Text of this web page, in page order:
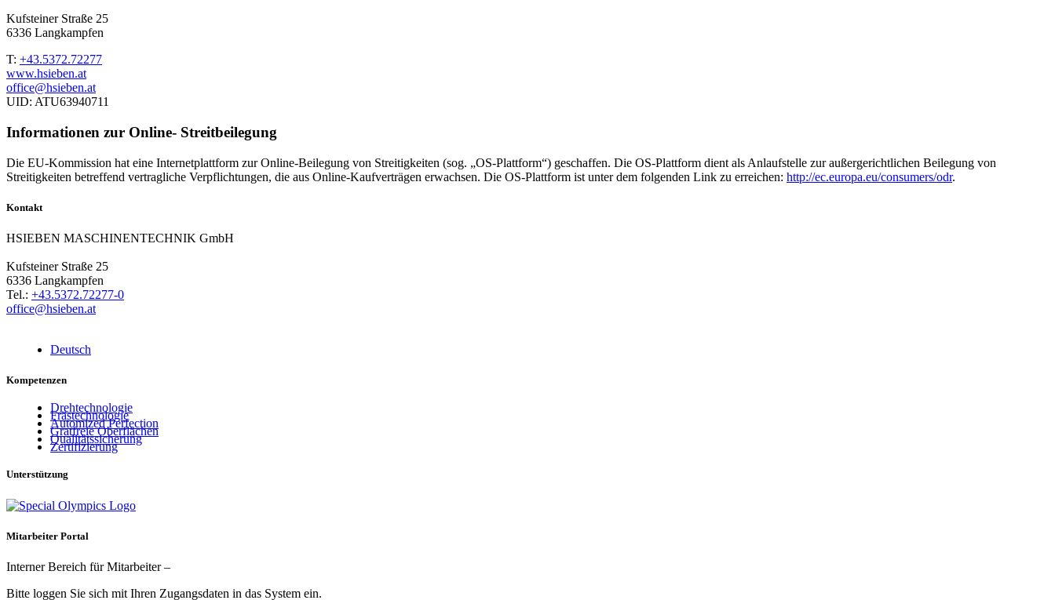
Kufsteiner Straße 25
6336 Langkampfen
T: +43.5372.72277
www.hsieben.at
office@hsieben.at
UID: ATU63940711
Informationen zur Online- Streitbeilegung
Die EU-Kommission hat eine Internetplattform zur Online-Beilegung von Streitigkeiten (sog. „OS-Plattform“) geschaffen. Die OS-Plattform dient als Anlaufstelle zur außergerichtlichen Beilegung von
Streitigkeiten betreffend vertragliche Verpflichtungen, die aus Online-Kaufverträgen erwachsen. Die OS-Plattform ist unter dem folgenden Link zu erreichen: http://ec.europa.eu/consumers/odr.
Kontakt
HSIEBEN MASCHINENTECHNIK GmbH
Kufsteiner Straße 25
6336 Langkampfen
Tel.: +43.5372.72277-0
office@hsieben.at
Deutsch
Kompetenzen
Drehtechnologie
Frästechnologie
Automized Perfection
Gratfreie Oberflächen
Qualitätssicherung
Zertifizierung
Unterstützung
Mitarbeiter Portal
Interner Bereich für Mitarbeiter –
Bitte loggen Sie sich mit Ihren Zugangsdaten in das System ein.